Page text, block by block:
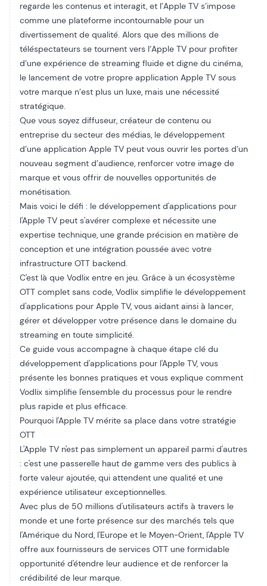
regarde les contenus et interagit, et l’Apple TV s’impose
comme une plateforme incontournable pour un
divertissement de qualité. Alors que des millions de
téléspectateurs se tournent vers l’Apple TV pour profiter
d’une expérience de streaming fluide et digne du cinéma,
le lancement de votre propre application Apple TV sous
votre marque n’est plus un luxe, mais une nécessité
stratégique.
Que vous soyez diffuseur, créateur de contenu ou
entreprise du secteur des médias, le développement
d’une application Apple TV peut vous ouvrir les portes d’un
nouveau segment d’audience, renforcer votre image de
marque et vous offrir de nouvelles opportunités de
monétisation.
Mais voici le défi : le développement d'applications pour
l'Apple TV peut s'avérer complexe et nécessite une
expertise technique, une grande précision en matière de
conception et une intégration poussée avec votre
infrastructure OTT backend.
C'est là que Vodlix entre en jeu. Grâce à un écosystème
OTT complet sans code, Vodlix simplifie le développement
d'applications pour Apple TV, vous aidant ainsi à lancer,
gérer et développer votre présence dans le domaine du
streaming en toute simplicité.
Ce guide vous accompagne à chaque étape clé du
développement d'applications pour l'Apple TV, vous
présente les bonnes pratiques et vous explique comment
Vodlix simplifie l'ensemble du processus pour le rendre
plus rapide et plus efficace.
Pourquoi l'Apple TV mérite sa place dans votre stratégie
OTT
L'Apple TV n'est pas simplement un appareil parmi d'autres
: c'est une passerelle haut de gamme vers des publics à
forte valeur ajoutée, qui attendent une qualité et une
expérience utilisateur exceptionnelles.
Avec plus de 50 millions d'utilisateurs actifs à travers le
monde et une forte présence sur des marchés tels que
l'Amérique du Nord, l'Europe et le Moyen-Orient, l'Apple TV
offre aux fournisseurs de services OTT une formidable
opportunité d'étendre leur audience et de renforcer la
crédibilité de leur marque.